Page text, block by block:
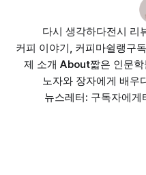
다시 생각하다전시 리
커피 이야기, 커피마쉴랭구
제 소개 About짧은 인문학
노자와 장자에게 배우
뉴스레터: 구독자에게